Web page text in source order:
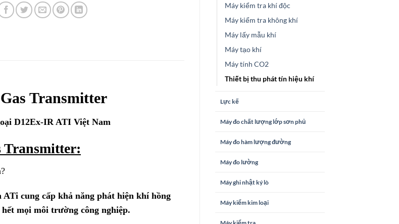
Máy kiểm tra khí độc
Máy kiểm tra không khí
Máy lấy mẫu khí
Máy tạo khí
Máy tính CO2
Thiết bị thu phát tín hiệu khí
Lực kế
Máy đo chất lượng lớp sơn phủ
Máy đo hàm lượng đường
Máy đo lường
Máy ghi nhật ký lò
Máy kiểm kim loại
Transmitter
D12Ex-IR ATI Việt Nam
Transmitter:
ATi cung cấp khả năng phát hiện khí hồng
mọi môi trường công nghiệp.